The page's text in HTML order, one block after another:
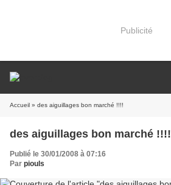
Publicité
Accueil » des aiguillages bon marché !!!!
des aiguillages bon marché !!!!
Publié le 30/01/2008 à 07:16
Par piouls